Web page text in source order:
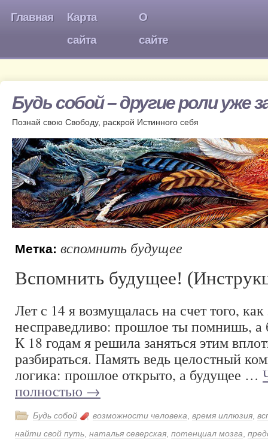
Главная
Карта
сайта
О
сайте
Будь собой – другие роли уже
Познай свою Свободу, раскрой Истинного себя
Метка: вспомнить будущее
Вспомнить будущее!
Лет с 14 я возмущалась на счет того, как
несправедливо: прошлое ты помнишь, а
К 18 годам я решила заняться этим
разбираться. Память ведь целостный
логика: прошлое открыто, а будущее …
полностью →
Будь собой возможности человека время иллюзия
найти свой путь наталья северская потенциал мозга